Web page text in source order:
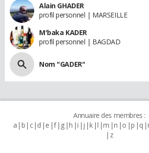
Alain GHADER
profil personnel | MARSEILLE
M'baka KADER
profil personnel | BAGDAD
Nom "GADER"
Annuaire des membres :
a b c d e f g h i j k l m n o p q
z